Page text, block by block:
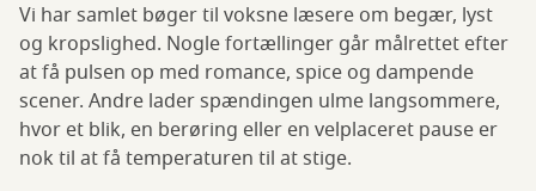
Vi har samlet bøger til voksne læsere om begær, lyst
og kropslighed. Nogle fortællinger går målrettet efter
at få pulsen op med romance, spice og dampende
scener. Andre lader spændingen ulme langsommere,
hvor et blik, en berøring eller en velplaceret pause er
nok til at få temperaturen til at stige.